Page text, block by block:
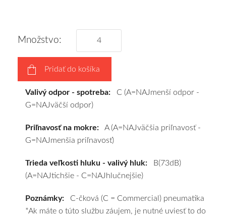
vášho
výberu
a
pošleme
zadarmo.
Množstvo:
Pridať do košíka
Valivý odpor - spotreba: C (A=NAJmenší odpor -
G=NAJväčší odpor)
Priľnavosť na mokre: A (A=NAJväčšia priľnavosť -
G=NAJmenšia priľnavosť)
Trieda veľkosti hluku - valivý hluk: B(73dB)
(A=NAJtichšie - C=NAJhlučnejšie)
Poznámky: C-čková (C = Commercial) pneumatika
*Ak máte o túto službu záujem, je nutné uviesť to do